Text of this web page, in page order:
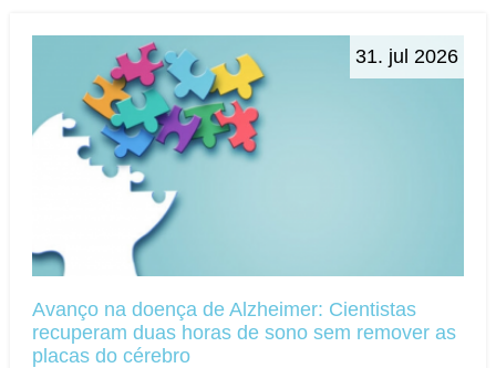
31. jul 2026
Avanço na doença de Alzheimer: Cientistas
recuperam duas horas de sono sem remover as
placas do cérebro